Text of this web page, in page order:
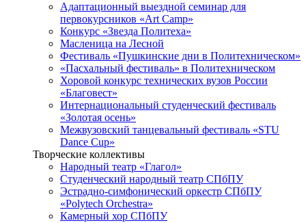
Адаптационный выездной семинар для
первокурсников «Art Camp»
Конкурс «Звезда Политеха»
Масленица на Лесной
Фестиваль «Пушкинские дни в Политехническом»
«Пасхальный фестиваль» в Политехническом
Хоровой конкурс технических вузов России
«Благовест»
Интернациональный студенческий фестиваль
«Золотая осень»
Межвузовский танцевальный фестиваль «STU
Dance Cup»
Творческие коллективы
Народный театр «Глагол»
Студенческий народный театр СПбПУ
Эстрадно-симфонический оркестр СПбПУ
«Polytech Orchestra»
Камерный хор СПбПУ